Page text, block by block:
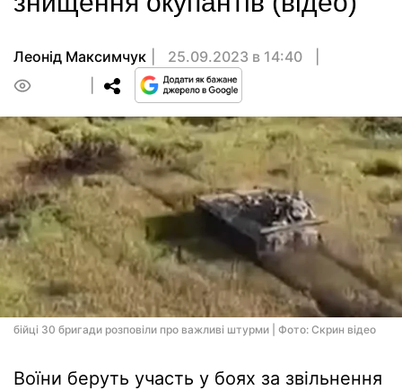
Леонід Максимчук
25.09.2023 в 14:40
бійці 30 бригади розповіли про важливі штурми | Фото: Скрин відео
Воїни беруть участь у боях за звільнення